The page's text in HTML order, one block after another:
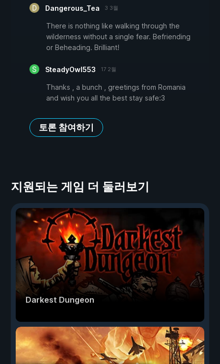
Dangerous_Tea 3 3월
There is nothing like walking through the
wilderness without a single fear. Befriending
or Beheading. Brilliant!
SteadyOwl553 17 2월
Thanks , a bunch , greetings from Romania
and wish you all the best stay safe:3
토론 참여하기
지원되는 게임 더 둘러보기
Darkest Dungeon